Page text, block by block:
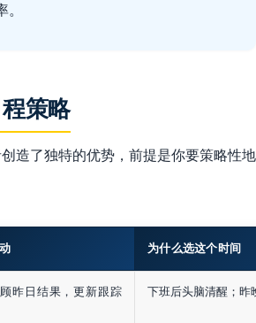
策略
造了独特的优势，前提是你要策略性地
为什么选这个时间
昨日结果，更新跟踪
下班后头脑清醒；昨